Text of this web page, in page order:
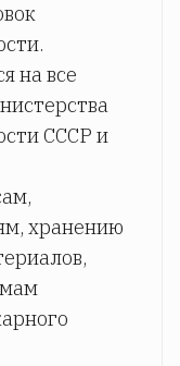
на все
СССР и
хранению